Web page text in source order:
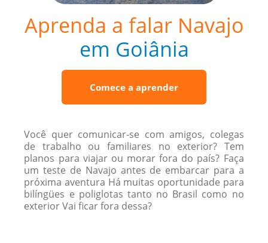
Aprenda a falar Navajo
em Goiânia
Comece a aprender
Você quer comunicar-se com amigos, colegas
de trabalho ou familiares no exterior? Tem
planos para viajar ou morar fora do país? Faça
um teste de Navajo antes de embarcar para a
próxima aventura Há muitas oportunidade para
bilíngües e poliglotas tanto no Brasil como no
exterior Vai ficar fora dessa?